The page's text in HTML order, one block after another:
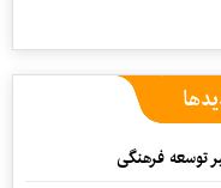
توسعه فرهنگی